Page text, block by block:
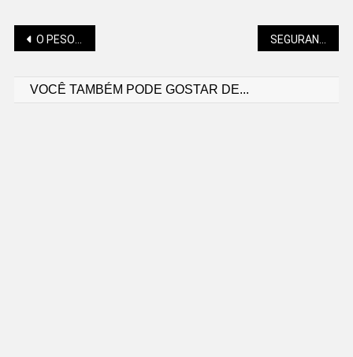
Navegação
O PESO VAI TOMAR CONTA DO BECO!
VOCÊ TAMBÉM PODE GOSTAR DE...